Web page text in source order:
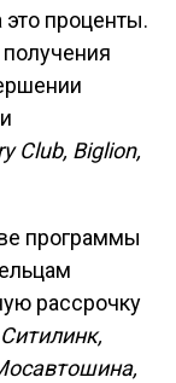
это проценты.
Club, Biglion,
программы
рассрочку